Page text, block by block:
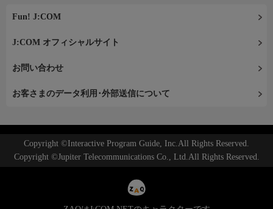
Fun! J:COM
J:COM オフィシャルサイト
お問い合わせ
お客さまのデータ利用･外部送信について
Copyright ©Interactive Program Guide, Inc.All Rights Reserved.
Copyright ©Jupiter Telecommunications Co., Ltd.All Rights Reserved.